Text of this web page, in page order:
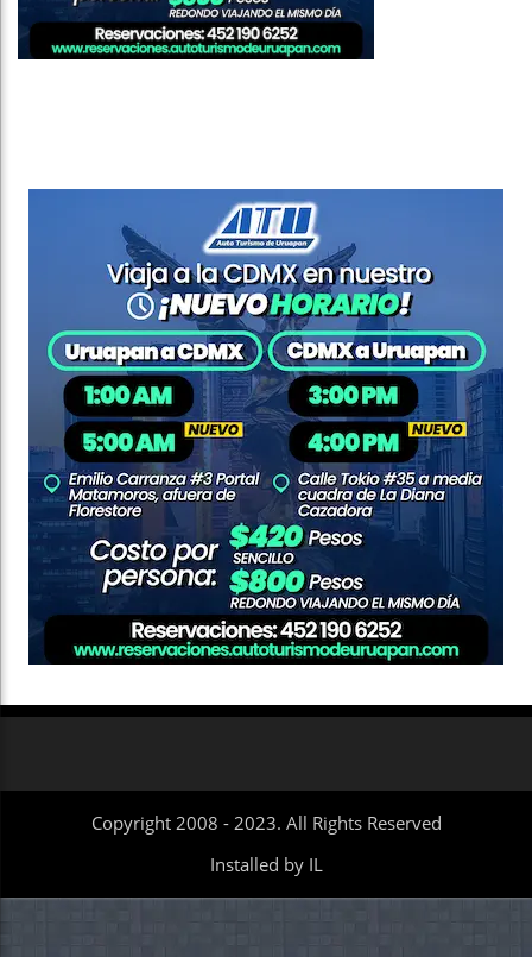
Copyright 2008 - 2023. All Rights Reserved
Installed by IL